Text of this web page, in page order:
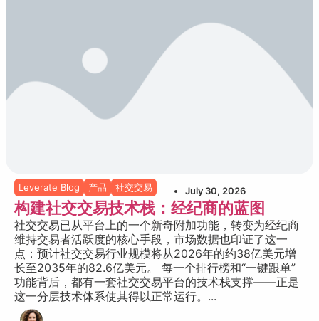
Leverate Blog 产品 社交交易 July 30, 2026
构建社交交易技术栈：经纪商的蓝图
社交交易已从平台上的一个新奇附加功能，转变为经纪商
维持交易者活跃度的核心手段，市场数据也印证了这一
点：预计社交交易行业规模将从2026年的约38亿美元增
长至2035年的82.6亿美元。 每一个排行榜和“一键跟单”
功能背后，都有一套社交交易平台的技术栈支撑——正是
这一分层技术体系使其得以正常运行。...